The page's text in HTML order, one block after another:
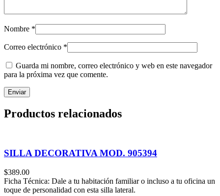
Nombre *
Correo electrónico *
Guarda mi nombre, correo electrónico y web en este navegador
para la próxima vez que comente.
Productos relacionados
SILLA DECORATIVA MOD. 905394
$389.00
Ficha Técnica: Dale a tu habitación familiar o incluso a tu oficina un
toque de personalidad con esta silla lateral.